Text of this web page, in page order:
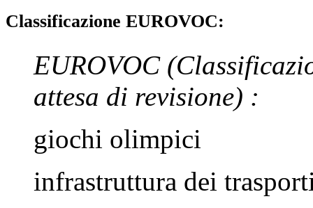
Classificazione EUROVOC:
EUROVOC
attesa di revisione) :
giochi olimpici
infrastruttura dei